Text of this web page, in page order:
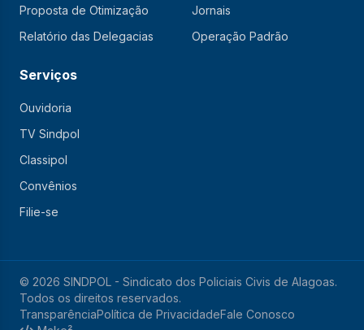
Proposta de Otimização
Relatório das Delegacias
Jornais
Operação Padrão
Serviços
Ouvidoria
TV Sindpol
Classipol
Convênios
Filie-se
© 2026 SINDPOL - Sindicato dos Policiais Civis de Alagoas.
Todos os direitos reservados.
TransparênciaPolítica de PrivacidadeFale Conosco